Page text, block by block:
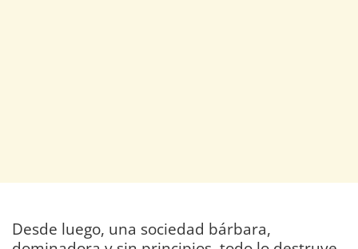
Desde luego, una sociedad bárbara,